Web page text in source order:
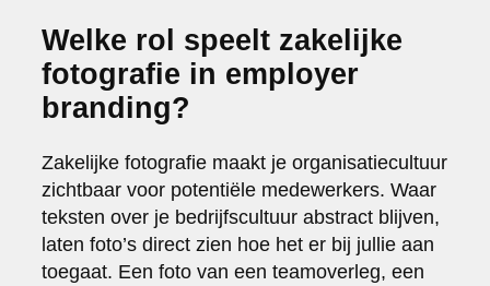
Welke rol speelt zakelijke
fotografie in employer
branding?
Zakelijke fotografie maakt je organisatiecultuur
zichtbaar voor potentiële medewerkers. Waar
teksten over je bedrijfscultuur abstract blijven,
laten foto’s direct zien hoe het er bij jullie aan
toegaat. Een foto van een teamoverleg, een